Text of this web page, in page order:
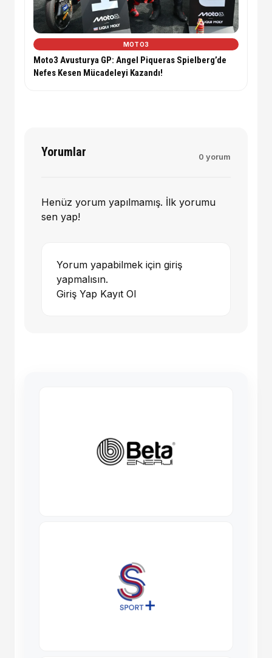
MOTO3
Moto3 Avusturya GP: Angel Piqueras Spielberg’de
Nefes Kesen Mücadeleyi Kazandı!
Yorumlar 0 yorum
Henüz yorum yapılmamış. İlk yorumu
sen yap!
Yorum yapabilmek için giriş
yapmalısın.
Giriş Yap Kayıt Ol